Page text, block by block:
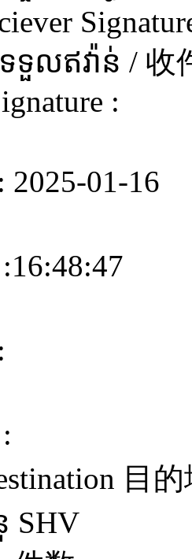
ទទួលឥវ៉ាន់ /
:
2025-01-16
16:48:47
目的
SHV